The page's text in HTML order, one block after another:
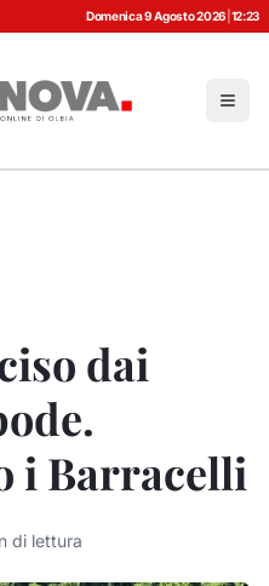
Domenica 9 Agosto 2026 12:23
dai
i Barracelli
di lettura